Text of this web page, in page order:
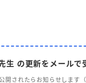
生 の更新をメールで
開されたらお知らせします